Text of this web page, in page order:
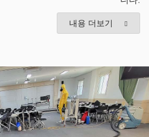
내용 더보기